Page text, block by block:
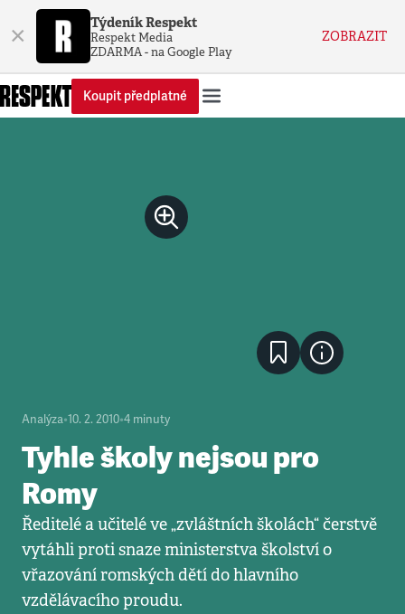
× Týdeník Respekt
Respekt Media
ZDARMA - na Google Play
ZOBRAZIT
Koupit předplatné
Analýza•10. 2. 2010•4 minuty
Tyhle školy nejsou pro
Romy
Ředitelé a učitelé ve „zvláštních školách“ čerstvě
vytáhli proti snaze ministerstva školství o
vřazování romských dětí do hlavního
vzdělávacího proudu.